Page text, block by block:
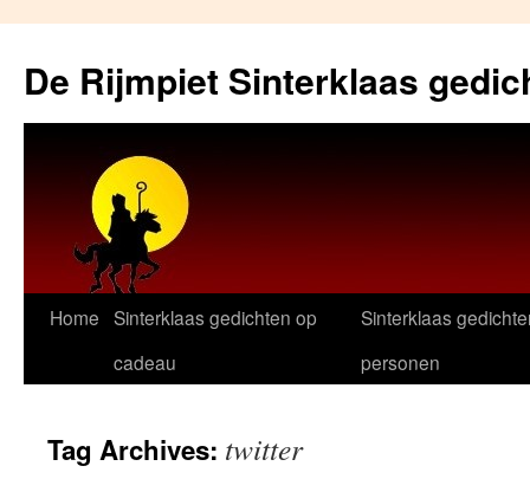
content
De Rijmpiet Sinterklaas
Home Sinterklaas gedichten op
cadeau
Sinterklaas
personen
Tag Archives: twitter